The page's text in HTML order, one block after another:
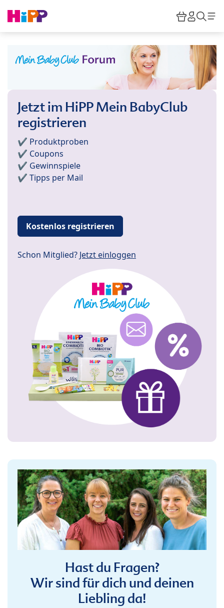
HiPP
Jetzt im HiPP Mein BabyClub
registrieren
✔️ Produktproben
✔️ Coupons
✔️ Gewinnspiele
✔️ Tipps per Mail
Kostenlos registrieren
Schon Mitglied? Jetzt einloggen
Hast du Fragen?
Wir sind für dich und deinen
Liebling da!